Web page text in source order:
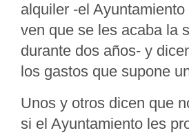
alquiler -el
ven que se les acaba la
durante dos años- y
los gastos que supone
Unos y otros dicen que
si el Ayuntamiento les